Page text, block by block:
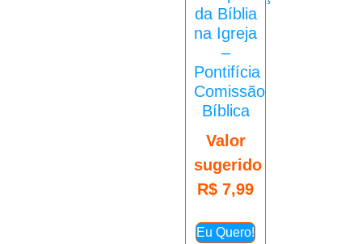
da Bíblia
na Igreja
–
Pontifícia
Comissão
Bíblica
Valor
sugerido
R$ 7,99
Eu Quero!